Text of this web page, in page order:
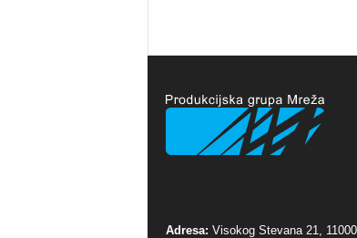
Adresa: Visokog Stevana 21,